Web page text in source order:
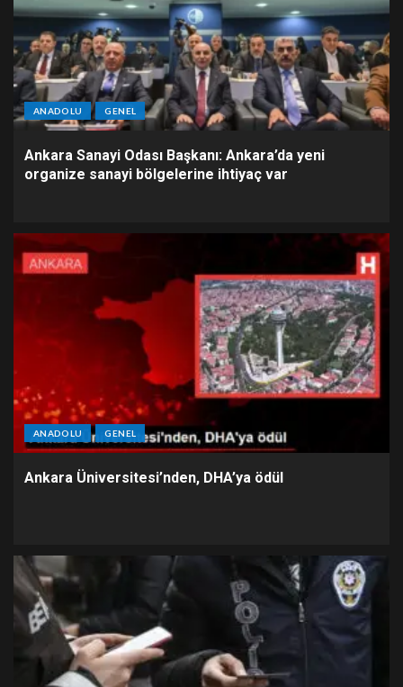
ANADOLU GENEL
Ankara Sanayi Odası Başkanı: Ankara’da yeni
organize sanayi bölgelerine ihtiyaç var
ANADOLU GENEL
Ankara Üniversitesi’nden, DHA’ya ödül